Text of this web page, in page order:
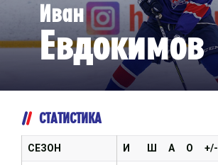
Иван
Евдокимов
СТАТИСТИКА
И Ш А О +/-
СЕЗОН